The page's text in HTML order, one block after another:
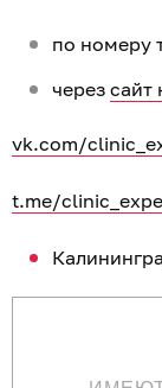
по номеру
через сайт
vk.com/
t.me/